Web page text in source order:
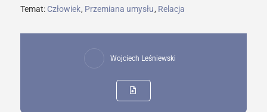
Temat: Człowiek, Przemiana umysłu, Relacja
Wojciech Leśniewski